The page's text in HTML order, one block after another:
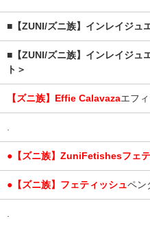
■【ZUNI/ズニ族】インレイジュ
■【ZUNI/ズニ族】インレイジュ
ト＞
【ズニ族】Effie Calavazaエフ
●【ズニ族】ZuniFetishesフェ
●【ズニ族】フェティッシュペン